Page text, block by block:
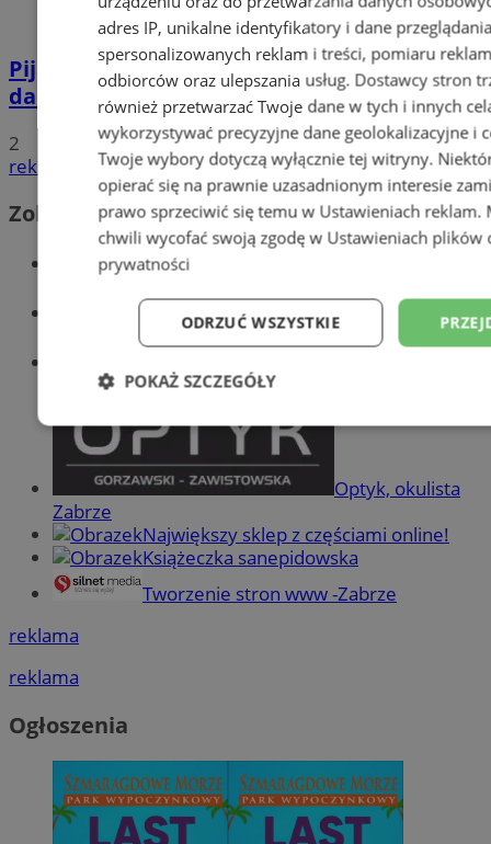
Pijana 32-latka z zakazem prowadzenia
dachowała na DK 88 w Zabrzu
2
reklama
Zobacz również
Wiadomości kryminalne w Zabrzu
Wiadomości lokalne
Optyk, okulista
Zabrze
Największy sklep z częściami online!
Książeczka sanepidowska
Tworzenie stron www -Zabrze
reklama
reklama
Ogłoszenia
adres IP, unikalne identyfikatory i dane
spersonalizowanych reklam i treści, pomiaru
odbiorców oraz ulepszania usług. Dostawcy stron
również przetwarzać Twoje dane w tych i innych
wykorzystywać precyzyjne dane geolokalizacyjne i
Twoje wybory dotyczą wyłącznie tej witryny.
opierać się na prawnie uzasadnionym interesie
prawo sprzeciwić się temu w Ustawieniach reklam.
chwili wycofać swoją zgodę w Ustawieniach plików
prywatności
ODRZUĆ WSZYSTKIE
POKAŻ SZCZEGÓŁY
Niezbędne Wydajność
takich jak logowanie użytkownika i zarządzanie kontem. Bez
Nazwa
Provider/
Domena
SessID
zabrze.com.pl